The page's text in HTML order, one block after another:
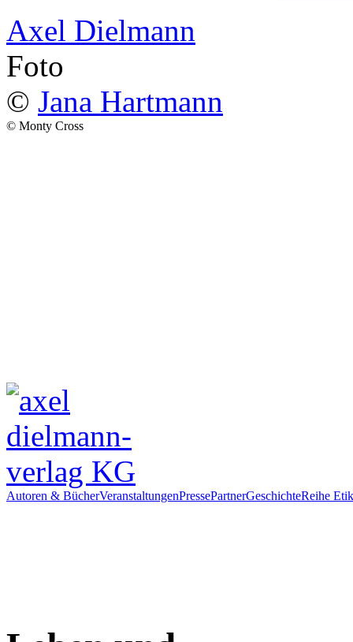
Axel Dielmann
Foto
© Jana Hartmann
© Monty Cross
Autoren & BücherVeranstaltungenPressePartnerGeschichteReihe